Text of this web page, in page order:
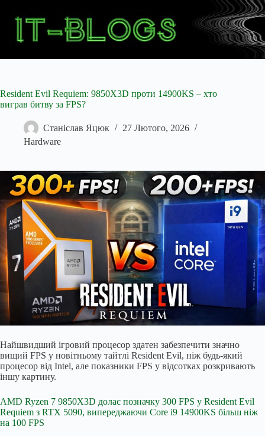
Resident Evil Requiem: 9850X3D проти 14900KS – хто
виграв битву за FPS?
Станіслав Яцюк
27 Лютого, 2026
Hardware
Найшвидший ігровий процесор здатен забезпечити значно
вищий FPS у новітньому тайтлі Resident Evil, ніж будь-який
процесор від Intel, але показники FPS у відсотках розкривають
іншу картину.
AMD Ryzen 7 9850X3D долає позначку 300 FPS у Resident Evil
Requiem з RTX 5090, випереджаючи Core i9 14900KS більш ніж
на 100 FPS